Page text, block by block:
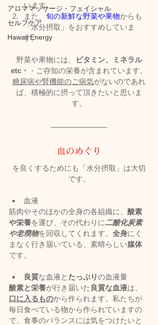
アロママッサージ・フェイシャル
セルフケア
Hawaii Energy
います。
また、 旬の新鮮な野菜や果物からも
「水分摂取」をおすすめしていま
す。
野菜や果物には、
ビタミン、ミネラル
etc・
・ご存知の栄養が含まれています。
糖尿病や腎機能のご病気がないのであれ
ば、積極的に摂って頂きたいと思いま
す。
血のめぐり
を良くするためにも「水分摂取」は大切
です。
血液
筋肉やそのほかの全身の各組織に、 酸素
や栄養を運び、その代わりに二酸化炭素
や老廃物を回収してくれます。 全身にく
まなく行き届いている、素晴らしい媒体
です。
良質な血液と たっぷりの血液量
酸素と栄養が行き届いた 良質な血液は、
口に入るものから作られます。私たちが
毎日食べている物から作られていますの
で、食事のバランスには気をつけたいと